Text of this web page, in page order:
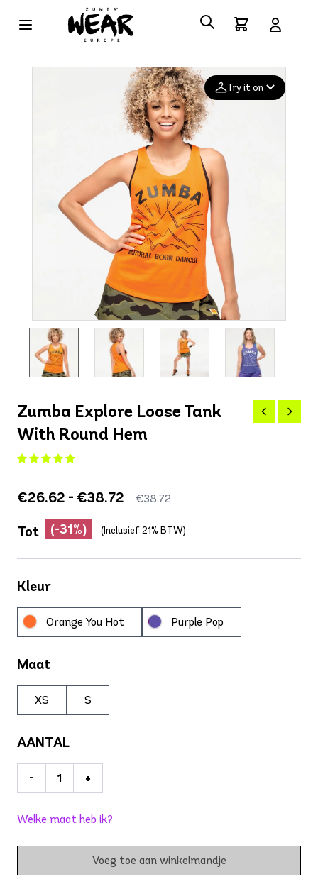
Try it on
Deleted after 24 hours
Zumba Explore Loose Tank
With Round Hem
€26.62 - €38.72 €38.72
Tot (-31%) (Inclusief 21% BTW)
Kleur
Orange You Hot Purple Pop
Maat
XS S
AANTAL
- +
Welke maat heb ik?
Voeg toe aan winkelmandje